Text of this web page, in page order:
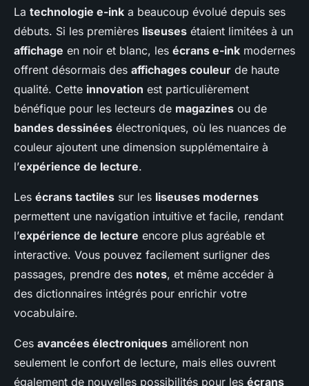
La technologie e-ink a beaucoup évolué depuis ses
débuts. Si les premières liseuses étaient limitées à un
affichage en noir et blanc, les écrans e-ink modernes
offrent désormais des affichages couleur de haute
qualité. Cette innovation est particulièrement
bénéfique pour les lecteurs de magazines ou de
bandes dessinées électroniques, où les nuances de
couleur ajoutent une dimension supplémentaire à
l’expérience de lecture.
Les écrans tactiles sur les liseuses modernes
permettent une navigation intuitive et facile, rendant
l’expérience de lecture encore plus agréable et
interactive. Vous pouvez facilement surligner des
passages, prendre des notes, et même accéder à
des dictionnaires intégrés pour enrichir votre
vocabulaire.
Ces avancées électroniques améliorent non
seulement le confort de lecture, mais elles ouvrent
également de nouvelles possibilités pour les écrans